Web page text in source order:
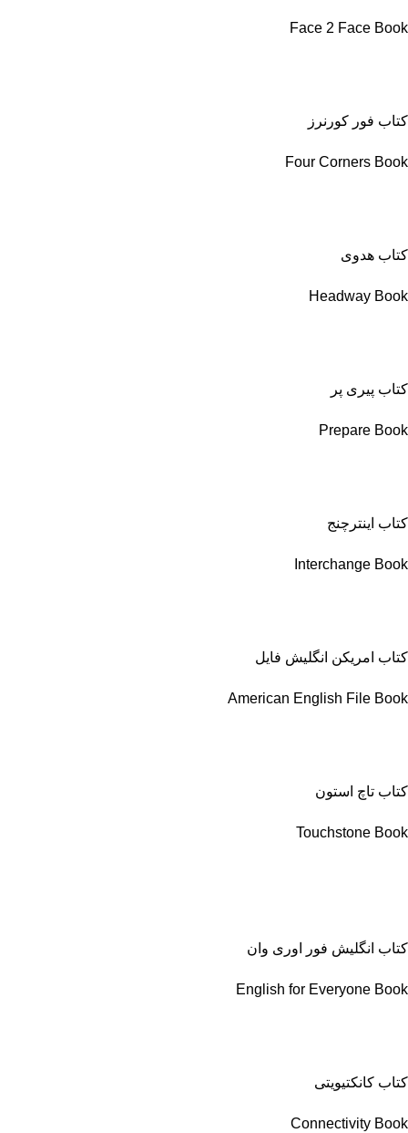
Face 2 Face Book
کتاب فور کورنرز
Four Corners Book
کتاب هدوی
Headway Book
کتاب پیری پر
Prepare Book
کتاب اینترچنج
Interchange Book
کتاب امریکن انگلیش فایل
American English File Book
کتاب تاچ استون
Touchstone Book
کتاب انگلیش فور اوری وان
English for Everyone Book
کتاب کانکتیویتی
Connectivity Book